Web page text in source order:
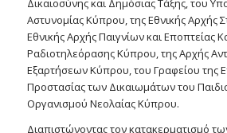
Δικαιοσύνης και Δημόσιας Τάξης, του
Αστυνομίας Κύπρου, της Εθνικής Αρχής
Εθνικής Αρχής Παιγνίων και Εποπτείας
Ραδιοτηλεόρασης Κύπρου, της Αρχής
Εξαρτήσεων Κύπρου, του Γραφείου της
Προστασίας των Δικαιωμάτων του
Οργανισμού Νεολαίας Κύπρου.
Διαπιστώνοντας τον κατακερματισμό